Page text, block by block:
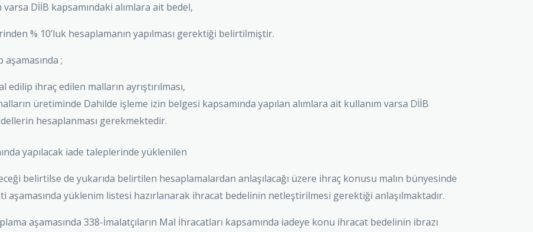
DİİB kapsamındaki alımlara ait bedel,
% 10’luk hesaplamanın yapılması gerektiği belirtilmiştir.
;
edilip ihraç edilen malların ayrıştırılması,
üretiminde Dahilde işleme izin belgesi kapsamında yapılan alımlara ait kullanım varsa DİİB
hesaplanması gerekmektedir.
yapılacak iade taleplerinde yüklenilen
belirtilse de yukarıda belirtilen hesaplamalardan anlaşılacağı üzere ihraç konusu malın bünyesinde
aşamasında yüklenim listesi hazırlanarak ihracat bedelinin netleştirilmesi gerektiği anlaşılmaktadır.
aşamasında 338-İmalatçıların Mal İhracatları kapsamında iadeye konu ihracat bedelinin ibrazı